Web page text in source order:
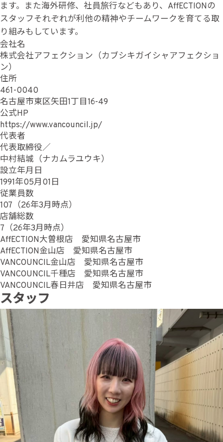
ます。また海外研修、社員旅行などもあり、AffECTIONの
スタッフそれぞれが利他の精神やチームワークを育てる取
り組みもしています。
会社名
株式会社アフェクション（カブシキガイシャアフェクショ
ン）
住所
461-0040
名古屋市東区矢田1丁目16-49
公式HP
https://www.vancouncil.jp/
代表者
代表取締役／
中村結城（ナカムラユウキ）
設立年月日
1991年05月01日
従業員数
107（26年3月時点）
店舗総数
7（26年3月時点）
AffECTION大曽根店 愛知県名古屋市
AffECTION金山店 愛知県名古屋市
VANCOUNCIL金山店 愛知県名古屋市
VANCOUNCIL千種店 愛知県名古屋市
VANCOUNCIL春日井店 愛知県名古屋市
スタッフ